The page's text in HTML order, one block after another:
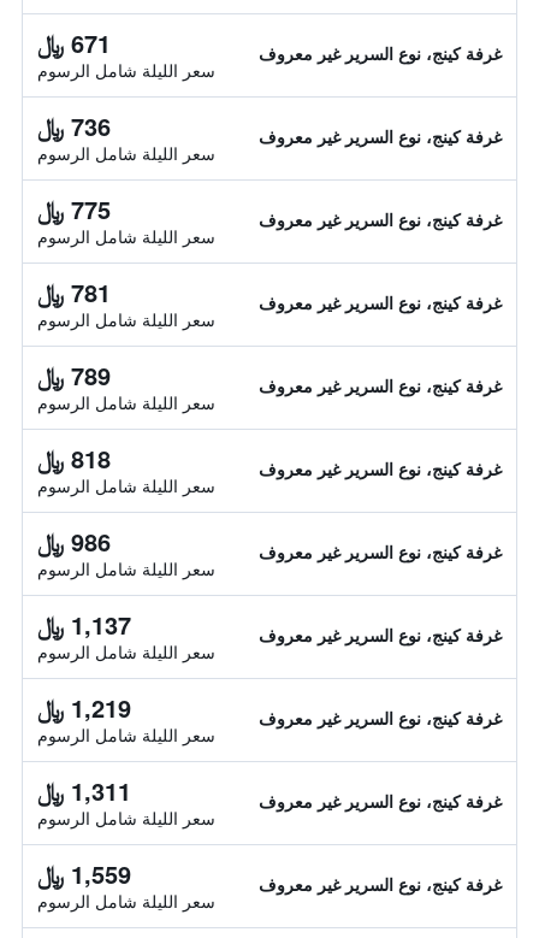
غرفة كينج، نوع السرير غير معروف 671 ﷼
سعر الليلة شامل الرسوم
غرفة كينج، نوع السرير غير معروف 736 ﷼
سعر الليلة شامل الرسوم
غرفة كينج، نوع السرير غير معروف 775 ﷼
سعر الليلة شامل الرسوم
غرفة كينج، نوع السرير غير معروف 781 ﷼
سعر الليلة شامل الرسوم
غرفة كينج، نوع السرير غير معروف 789 ﷼
سعر الليلة شامل الرسوم
غرفة كينج، نوع السرير غير معروف 818 ﷼
سعر الليلة شامل الرسوم
غرفة كينج، نوع السرير غير معروف 986 ﷼
سعر الليلة شامل الرسوم
غرفة كينج، نوع السرير غير معروف 1,137 ﷼
سعر الليلة شامل الرسوم
غرفة كينج، نوع السرير غير معروف 1,219 ﷼
سعر الليلة شامل الرسوم
غرفة كينج، نوع السرير غير معروف 1,311 ﷼
سعر الليلة شامل الرسوم
غرفة كينج، نوع السرير غير معروف 1,559 ﷼
سعر الليلة شامل الرسوم